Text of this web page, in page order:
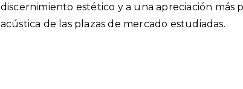
discernimiento estético y a una apreciación más
acústica de las plazas de mercado estudiadas.